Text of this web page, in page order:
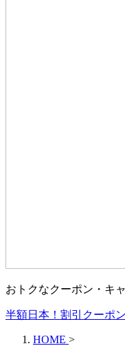
おトクなクーポン・キ
半額日本！割引クーポ
HOME >